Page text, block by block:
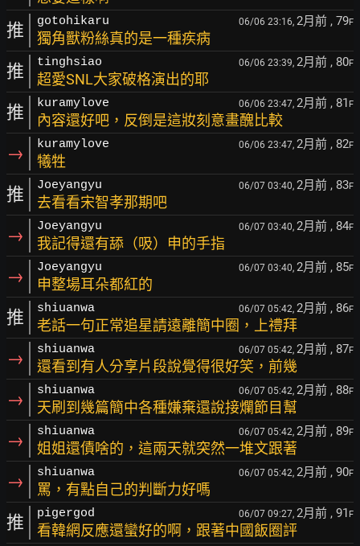
推 gotohikaru 06/06 23:16, 2月前 , 79F
獨角獸粉絲真的是一種疾病
推 tinghsiao 06/06 23:39, 2月前 , 80F
超愛SNL大家破格演出的耶
推 kuramylove 06/06 23:47, 2月前 , 81 F
內容還好吧，反倒是這妝刻意畫醜比較
→ kuramylove 06/06 23:47, 2月前 , 82F
犧牲
推 Joeyangyu 06/07 03:40, 2月前 , 83F
去看看宋智孝那期吧
→ Joeyangyu 06/07 03:40, 2月前 , 84F
我記得還有舔（吸）申的手指
→ Joeyangyu 06/07 03:40, 2月前 , 85F
申整場耳朵都紅的
推 shiuanwa 06/07 05:42, 2月前 , 86F
老話一句正常追星請遠離簡中圈，上禮拜
→ shiuanwa 06/07 05:42, 2月前 , 87F
還看到有人分享片段說覺得很好笑，前幾
→ shiuanwa 06/07 05:42, 2月前 , 88F
天刷到幾篇簡中各種嫌棄還說接爛節目幫
→ shiuanwa 06/07 05:42, 2月前 , 89F
姐姐還債啥的，這兩天就突然一堆文跟著
→ shiuanwa 06/07 05:42, 2月前 , 90F
罵，有點自己的判斷力好嗎
推 pigergod 06/07 09:27, 2月前 , 91 F
看韓網反應還蠻好的啊，跟著中國飯圈評